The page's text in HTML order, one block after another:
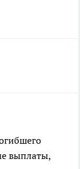
выплаты,